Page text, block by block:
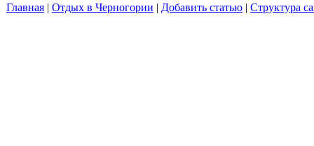
Главная | Отдых в Черногории | Добавить статью | Структура